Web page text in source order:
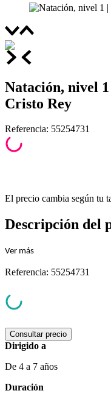
Natación, nivel
Cristo Rey
Referencia: 55254731
El precio cambia según tu
Descripción del
Ver más
Referencia: 55254731
Consultar precio
Dirigido a
De 4 a 7 años
Duración